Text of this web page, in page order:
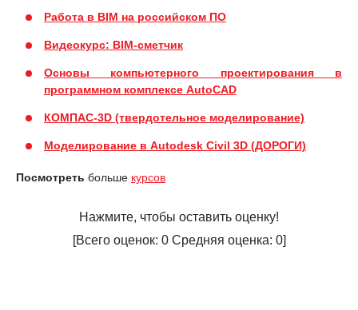
Работа в BIM на российском ПО
Видеокурс: BIM-сметчик
Основы компьютерного проектирования в
программном комплексе AutoCAD
КОМПАС-3D (твердотельное моделирование)
Моделирование в Autodesk Civil 3D (ДОРОГИ)
Посмотреть больше курсов
Нажмите, чтобы оставить оценку!
[Всего оценок: 0Средняя оценка: 0]